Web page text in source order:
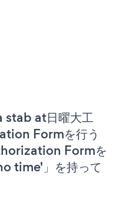
stab at日曜大工
Formを行う
Formを
time'」を持って